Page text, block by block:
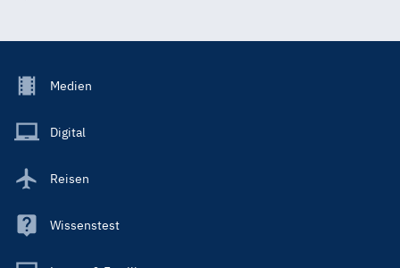
Footer
Main
Medien
Digital
Reisen
Wissenstest